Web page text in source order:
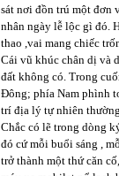
sát nơi đồn trú một đơn
nhân ngày lễ lộc gì đó.
thao ,vai mang chiếc
Cái vũ khúc chân dị và
đất không có. Trong
Đông; phía Nam phình
trí địa lý tự nhiên
Chắc có lẽ trong dòng
đó cứ mỗi buổi sáng ,
trở thành một thứ căn